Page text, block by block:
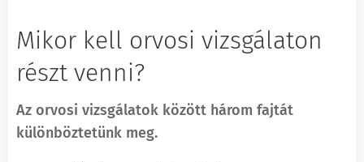
Mikor kell orvosi vizsgálaton
részt venni?
Az orvosi vizsgálatok között három fajtát
különböztetünk meg.